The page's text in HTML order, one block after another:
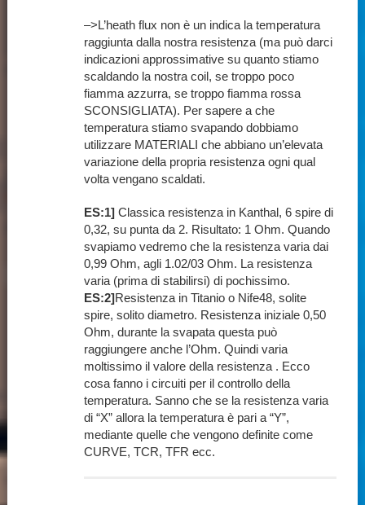
–>L’heath flux non è un indica la temperatura
raggiunta dalla nostra resistenza (ma può darci
indicazioni approssimative su quanto stiamo
scaldando la nostra coil, se troppo poco
fiamma azzurra, se troppo fiamma rossa
SCONSIGLIATA). Per sapere a che
temperatura stiamo svapando dobbiamo
utilizzare MATERIALI che abbiano un’elevata
variazione della propria resistenza ogni qual
volta vengano scaldati.
ES:1]Classica resistenza in Kanthal, 6 spire di
0,32, su punta da 2. Risultato: 1 Ohm. Quando
svapiamo vedremo che la resistenza varia dai
0,99 Ohm, agli 1.02/03 Ohm. La resistenza
varia (prima di stabilirsi) di pochissimo.
ES:2]Resistenza in Titanio o Nife48, solite
spire, solito diametro. Resistenza iniziale 0,50
Ohm, durante la svapata questa può
raggiungere anche l’Ohm. Quindi varia
moltissimo il valore della resistenza . Ecco
cosa fanno i circuiti per il controllo della
temperatura. Sanno che se la resistenza varia
di “X” allora la temperatura è pari a “Y”,
mediante quelle che vengono definite come
CURVE, TCR, TFR ecc.